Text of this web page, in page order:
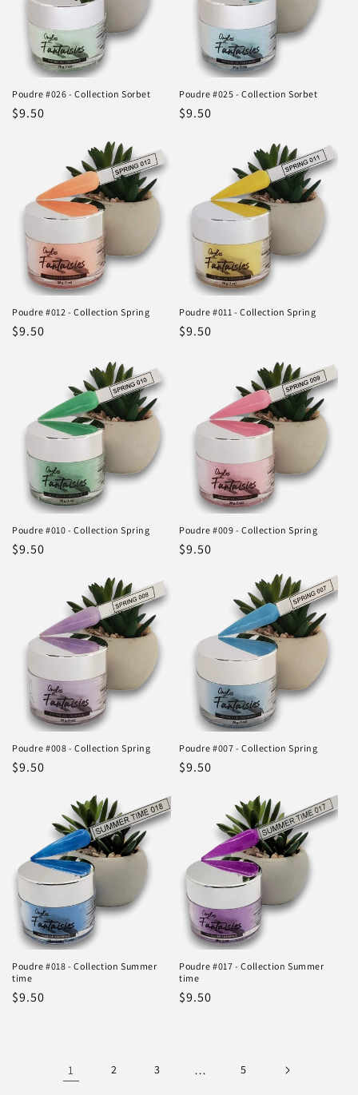
Poudre #026 - Collection Sorbet
Prix
$9.50
Poudre #025 - Collection Sorbet
Prix
$9.50
Poudre #012 - Collection Spring
Prix
$9.50
Poudre #011 - Collection Spring
Prix
$9.50
Poudre #010 - Collection Spring
Prix
$9.50
Poudre #009 - Collection Spring
Prix
$9.50
Poudre #008 - Collection Spring
Prix
$9.50
Poudre #007 - Collection Spring
Prix
$9.50
Poudre #018 - Collection Summer
time
Prix
$9.50
Poudre #017 - Collection Summer
time
Prix
$9.50
1 2 3 … 5